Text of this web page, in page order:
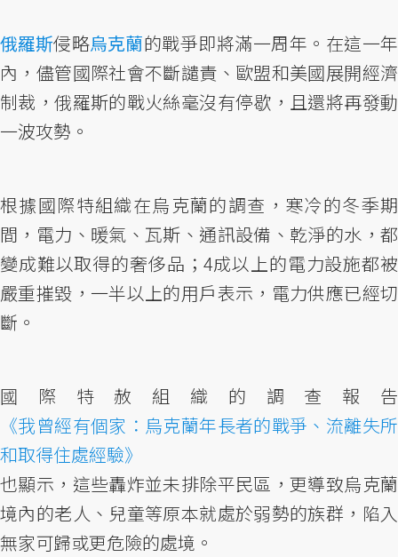
俄羅斯侵略烏克蘭的戰爭即將滿一周年。在這一年
內，儘管國際社會不斷譴責、歐盟和美國展開經濟
制裁，俄羅斯的戰火絲毫沒有停歇，且還將再發動
一波攻勢。
根據國際特組織在烏克蘭的調查，寒冷的冬季期
間，電力、暖氣、瓦斯、通訊設備、乾淨的水，都
變成難以取得的奢侈品；4成以上的電力設施都被
嚴重摧毀，一半以上的用戶表示，電力供應已經切
斷。
國際特赦組織的調查報告
《我曾經有個家：烏克蘭年長者的戰爭、流離失所
和取得住處經驗》
也顯示，這些轟炸並未排除平民區，更導致烏克蘭
境內的老人、兒童等原本就處於弱勢的族群，陷入
無家可歸或更危險的處境。